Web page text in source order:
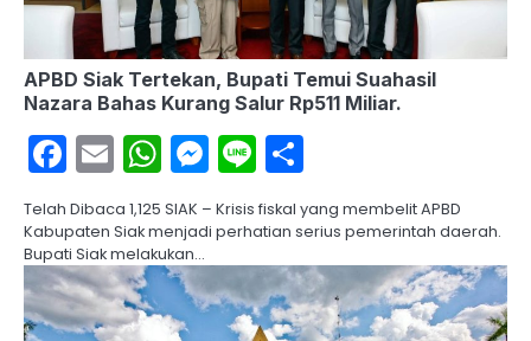
APBD Siak Tertekan, Bupati Temui Suahasil
Nazara Bahas Kurang Salur Rp511 Miliar.
Facebook
EmailWhatsApp
Messenger
Line
Telah Dibaca 1,125 SIAK – Krisis fiskal yang membelit APBD
Kabupaten Siak menjadi perhatian serius pemerintah daerah.
Bupati Siak melakukan…